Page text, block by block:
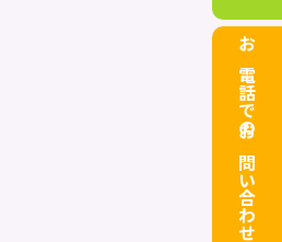
お電話でのお問い合わせ